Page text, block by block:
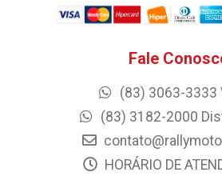
Fale
(83) 3063-3333
(83) 3182-2000
HORÁRIO DE